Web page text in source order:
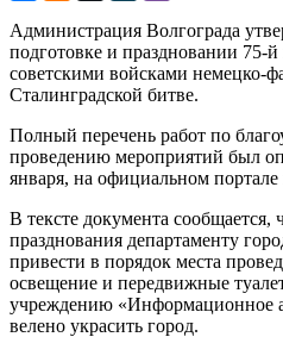
Администрация Волгограда
подготовке и праздновании 75-
советскими войсками немецко-
Сталинградской битве.
Полный перечень работ по
проведению мероприятий был
января, на официальном
В тексте документа сообщается,
празднования департаменту
привести в порядок места
освещение и передвижные
учреждению «Информационное
велено украсить город.